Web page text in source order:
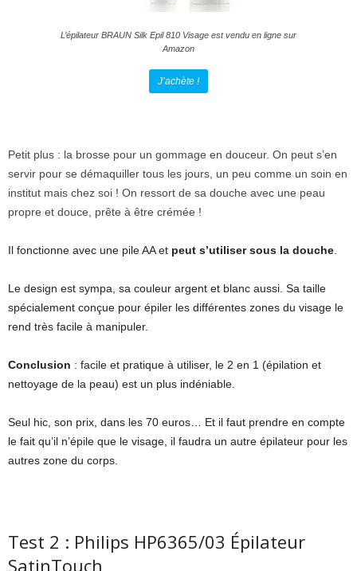
L’épilateur BRAUN Silk Epil 810 Visage est vendu en ligne sur
Amazon
J’achète !
Petit plus : la brosse pour un gommage en douceur. On peut s’en
servir pour se démaquiller tous les jours, un peu comme un soin en
institut mais chez soi ! On ressort de sa douche avec une peau
propre et douce, prête à être crémée !
Il fonctionne avec une pile AA et peut s’utiliser sous la douche.
Le design est sympa, sa couleur argent et blanc aussi. Sa taille
spécialement conçue pour épiler les différentes zones du visage le
rend très facile à manipuler.
Conclusion : facile et pratique à utiliser, le 2 en 1 (épilation et
nettoyage de la peau) est un plus indéniable.
Seul hic, son prix, dans les 70 euros… Et il faut prendre en compte
le fait qu’il n’épile que le visage, il faudra un autre épilateur pour les
autres zone du corps.
Test 2 : Philips HP6365/03 Épilateur
SatinTouch